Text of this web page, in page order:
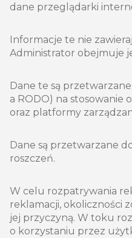
dane przeglądarki
Informacje te nie
Administrator obejmuje
Dane te są
a RODO) na
oraz platformy
Dane są przetwarzane
roszczeń.
W celu rozpatrywania
reklamacji, okoliczności
jej przyczyną. W toku
o korzystaniu przez